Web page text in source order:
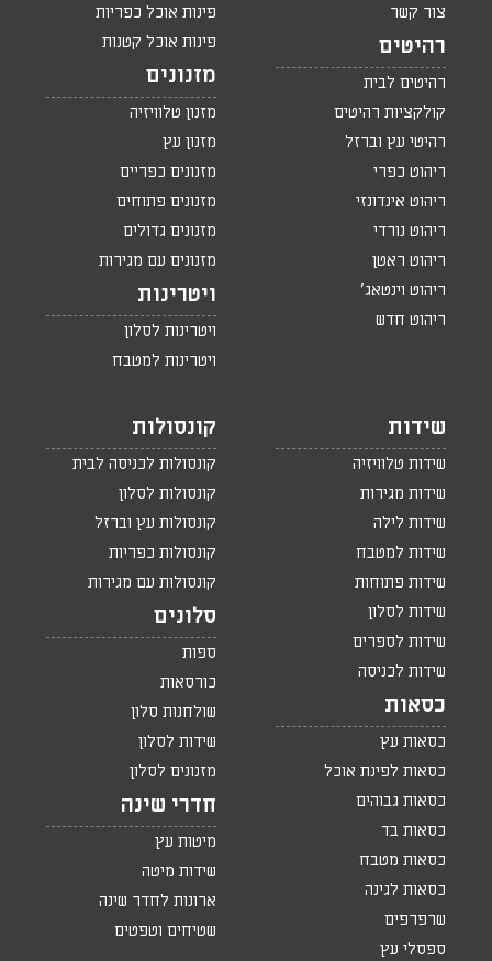
צור קשר
רהיטים
רהיטים לבית
קולקציות רהיטים
רהיטי עץ וברזל
ריהוט כפרי
ריהוט אינדונזי
ריהוט נורדי
ריהוט ראטן
ריהוט וינטאג'
ריהוט חדש
פינות אוכל כפריות
פינות אוכל קטנות
מזנונים
מזנון טלוויזיה
מזנון עץ
מזנונים כפריים
מזנונים פתוחים
מזנונים גדולים
מזנונים עם מגירות
ויטרינות
ויטרינות לסלון
ויטרינות למטבח
שידות
שידות טלוויזיה
שידות מגירות
שידות לילה
שידות למטבח
שידות פתוחות
שידות לסלון
שידות לספרים
שידות לכניסה
כסאות
כסאות עץ
כסאות לפינת אוכל
כסאות גבוהים
כסאות בד
כסאות מטבח
כסאות לגינה
שרפרפים
ספסלי עץ
קונסולות
קונסולות לכניסה לבית
קונסולות לסלון
קונסולות עץ וברזל
קונסולות כפריות
קונסולות עם מגירות
סלונים
ספות
כורסאות
שולחנות סלון
שידות לסלון
מזנונים לסלון
חדרי שינה
מיטות עץ
שידות מיטה
ארונות לחדר שינה
שטיחים וטפטים